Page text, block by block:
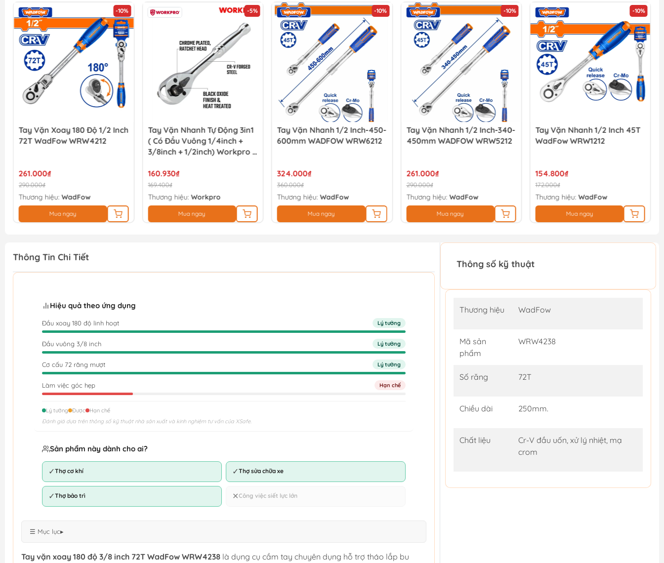
-10%
Tay Vặn Xoay 180 Độ 1/2 Inch
72T WadFow WRW4212
261.000₫
290.000₫
Thương hiệu:WadFow
Mua ngay
-5%
Tay Vặn Nhanh Tự Động 3in1
( Có Đầu Vuông 1/4inch +
3/8inch + 1/2inch) Workpro -
160.930₫
169.400₫
Thương hiệu:Workpro
Mua ngay
-10%
Tay Vặn Nhanh 1/2 Inch-450-
600mm WADFOW WRW6212
324.000₫
360.000₫
Thương hiệu:WadFow
Mua ngay
-10%
Tay Vặn Nhanh 1/2 Inch-340-
450mm WADFOW WRW5212
261.000₫
290.000₫
Thương hiệu:WadFow
Mua ngay
-10%
Tay Vặn Nhanh 1/2 Inch 45T
WadFow WRW1212
154.800₫
172.000₫
Thương hiệu:WadFow
Mua ngay
Thông Tin Chi Tiết
Hiệu quả theo ứng dụng
Đầu xoay 180 độ linh hoạt Lý tưởng
Đầu vuông 3/8 inch Lý tưởng
Cơ cấu 72 răng mượt Lý tưởng
Làm việc góc hẹp Hạn chế
Lý tưởng Được
Hạn chế
Đánh giá dựa trên thông số kỹ thuật nhà sản xuất và kinh nghiệm tư vấn của XSafe.
Sản phẩm này dành cho ai?
✓Thợ cơ khí ✓Thợ sửa chữa xe
✓Thợ bảo trì ✕Công việc siết lực lớn
☰ Mục lục▸
Tay vặn xoay 180 độ 3/8 inch 72T WadFow WRW4238 là dụng cụ cầm tay chuyên dụng hỗ trợ tháo lắp bu
Thông số kỹ thuật
Thương hiệu WadFow
Mã sản
phẩm
WRW4238
Số răng 72T
Chiều dài 250mm.
Chất liệu
Cr-V đầu uốn, xử lý nhiệt, mạ
crom